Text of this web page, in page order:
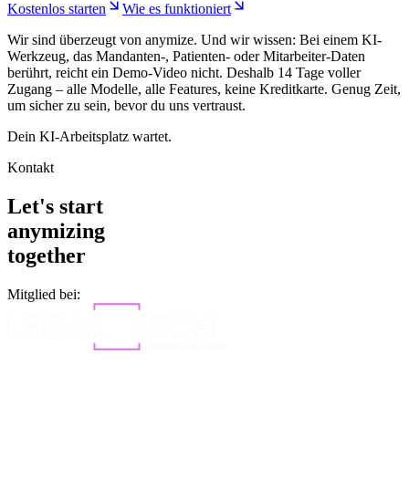
Kostenlos starten
Wie es funktioniert
Wir sind überzeugt von anymize. Und wir wissen: Bei einem KI-
Werkzeug, das Mandanten-, Patienten- oder Mitarbeiter-Daten
berührt, reicht ein Demo-Video nicht. Deshalb 14 Tage voller
Zugang – alle Modelle, alle Features, keine Kreditkarte. Genug Zeit,
um sicher zu sein, bevor du uns vertraust.
Dein KI-Arbeitsplatz wartet.
Kontakt
Let's start
anymizing
together
Mitglied bei: